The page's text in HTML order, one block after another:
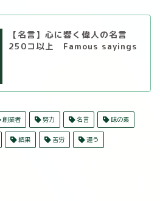
【名言】心に響く偉人の名言
250コ以上 Famous sayings
創業者 努力 名言 味の素
結果 苦労 違う